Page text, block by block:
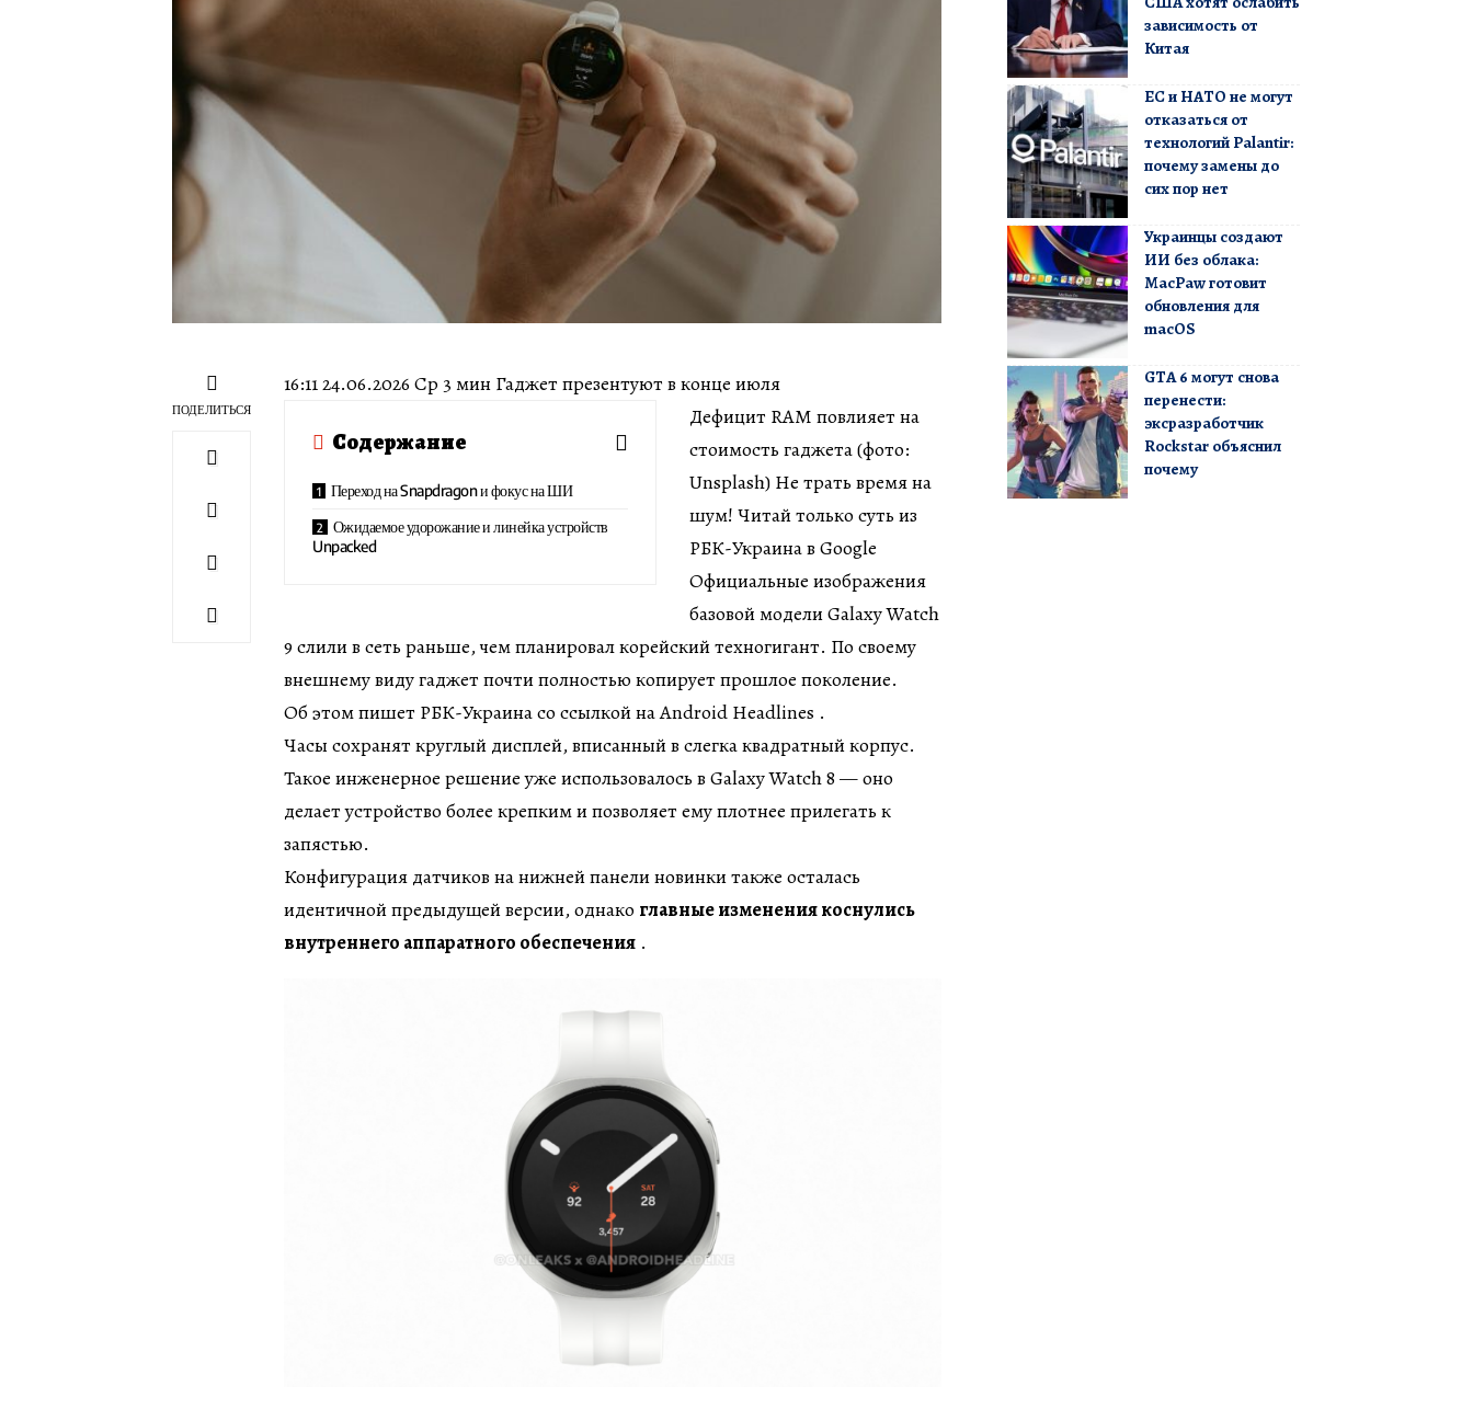
ПОДЕЛИТЬСЯ
16:11 24.06.2026 Ср 3 мин Гаджет презентуют в конце июля
Содержание
Переход на Snapdragon и фокус на ШИ
Ожидаемое удорожание и линейка устройств
Unpacked
Дефицит RAM повлияет на
стоимость гаджета (фото:
Unsplash) Не трать время на
шум! Читай только суть из
РБК-Украина в Google
Официальные изображения
базовой модели Galaxy Watch
9 слили в сеть раньше, чем планировал корейский техногигант. По своему
внешнему виду гаджет почти полностью копирует прошлое поколение.
Об этом пишет РБК-Украина со ссылкой на Android Headlines .
Часы сохранят круглый дисплей, вписанный в слегка квадратный корпус.
Такое инженерное решение уже использовалось в Galaxy Watch 8 — оно
делает устройство более крепким и позволяет ему плотнее прилегать к
запястью.
Конфигурация датчиков на нижней панели новинки также осталась
идентичной предыдущей версии, однако главные изменения коснулись
внутреннего аппаратного обеспечения .
зависимость от
Китая
ЕС и НАТО не могут
отказаться от
технологий Palantir:
почему замены до
сих пор нет
Украинцы создают
ИИ без облака:
MacPaw готовит
обновления для
macOS
GTA 6 могут снова
перенести:
эксразработчик
Rockstar объяснил
почему